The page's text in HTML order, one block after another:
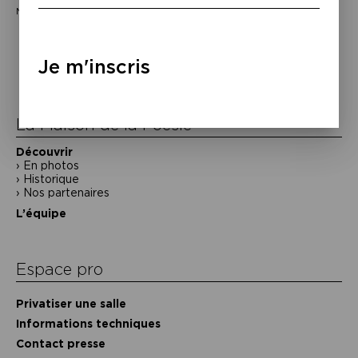
Masterclass organisée par Aleph-Écriture.
de
l’article
La Maison de la Poésie
Découvrir
En photos
Historique
Nos partenaires
L’équipe
Espace pro
Privatiser une salle
Informations techniques
Contact presse
Je m'inscris